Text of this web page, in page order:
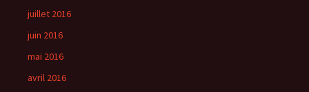
juillet 2016
juin 2016
mai 2016
avril 2016